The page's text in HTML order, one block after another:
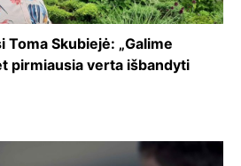
Skubiejė: „Galime
pirmiausia verta išbandyti